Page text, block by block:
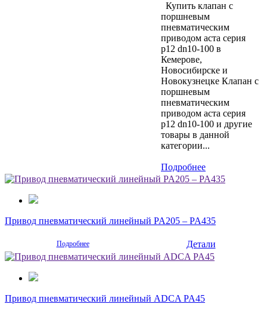
Купить клапан с
поршневым
пневматическим
приводом аста серия
р12 dn10-100 в
Кемерове,
Новосибирске и
Новокузнецке Клапан с
поршневым
пневматическим
приводом аста серия
р12 dn10-100 и другие
товары в данной
категории...
Подробнее
Привод пневматический линейный PA205 – PA435
Подробнее Детали
Привод пневматический линейный ADCA PA45